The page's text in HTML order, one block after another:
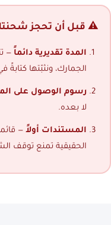
⚠️ قبل أن تحجز شحنتك
المدة تقديرية دائماً —
الجمارك، ونثبّتها
رسوم الوصول على
لا بعده.
المستندات أولاً —
الحقيقية تمنع توقف